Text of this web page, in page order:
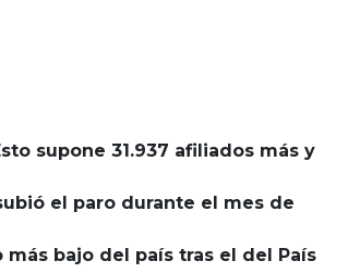
supone 31.937 afiliados más y
el paro durante el mes de
bajo del país tras el del País